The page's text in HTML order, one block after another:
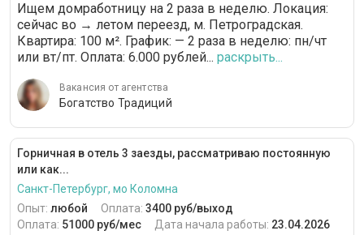
Ищем домработницу на 2 раза в неделю. Локация:
сейчас во → летом переезд, м. Петроградская.
Квартира: 100 м². График: — 2 раза в неделю: пн/чт
или вт/пт. Оплата: 6.000 рублей... раскрыть...
Вакансия от агентства
Богатство Традиций
Горничная в отель 3 заезды, рассматриваю постоянную
или как...
Санкт-Петербург, мо Коломна
Опыт: любой Оплата: 3400 руб/выход
Оплата: 51000 руб/мес Дата начала работы: 23.04.2026